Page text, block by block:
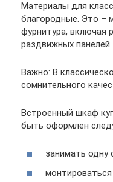
Материалы для
благородные. Это –
фурнитура, включая
раздвижных панелей.
Важно: В
сомнительного
Встроенный шкаф
быть оформлен
занимать одну
монтироваться